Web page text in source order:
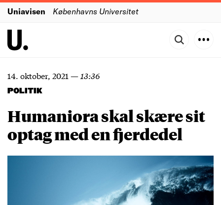
Uniavisen Københavns Universitet
14. oktober, 2021 — 13:36
POLITIK
Humaniora skal skære sit
optag med en fjerdedel